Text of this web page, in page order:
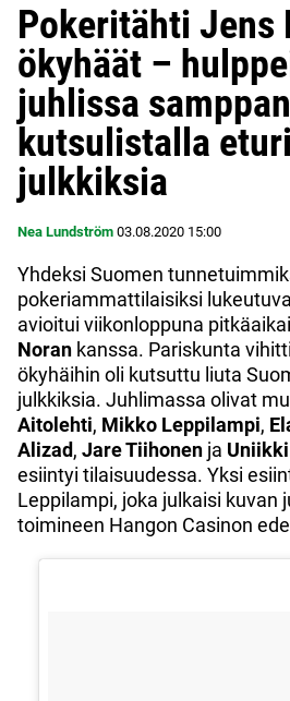
Pokeritähti Jens
ökyhäät –
juhlissa
kutsulistalla
julkkiksia
Nea Lundström 03.08.2020 15:00
Yhdeksi Suomen
pokeriammattilaisiksi lukeutuva
avioitui viikonloppuna
Noran kanssa. Pariskunta
ökyhäihin oli kutsuttu liuta
julkkiksia. Juhlimassa olivat
Aitolehti, Mikko Leppilampi,
Alizad, Jare Tiihonen ja Uniikki
esiintyi tilaisuudessa. Yksi
Leppilampi, joka julkaisi kuvan
toimineen Hangon Casinon